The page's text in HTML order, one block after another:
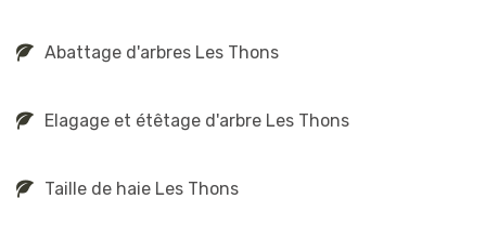
Abattage d'arbres Les Thons
Elagage et étêtage d'arbre Les Thons
Taille de haie Les Thons